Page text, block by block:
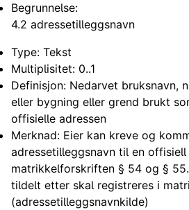
Begrunnelse:
4.2 adressetilleggsnavn
Type: Tekst
Multiplisitet: 0..1
Definisjon: Nedarvet bruksnavn,
eller bygning eller grend brukt
offisielle adressen
Merknad: Eier kan kreve og
adressetilleggsnavn til en
matrikkelforskriften § 54 og §
tildelt etter skal registreres i
(adressetilleggsnavnkilde)